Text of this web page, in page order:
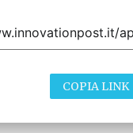
COPIA LINK